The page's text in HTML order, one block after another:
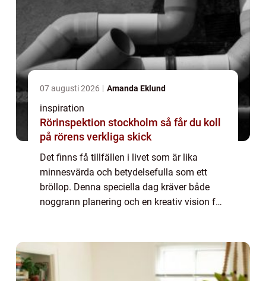
07 augusti 2026 Amanda Eklund
inspiration
Rörinspektion stockholm så får du koll
på rörens verkliga skick
Det finns få tillfällen i livet som är lika
minnesvärda och betydelsefulla som ett
bröllop. Denna speciella dag kräver både
noggrann planering och en kreativ vision för